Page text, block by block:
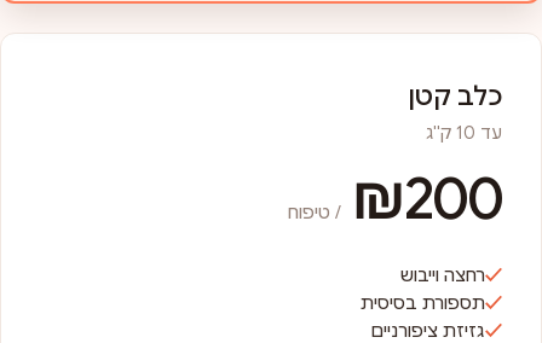
כלב קטן
עד 10 ק"ג
₪200 / טיפוח
רחצה וייבוש
תספורת בסיסית
גזיזת ציפורניים